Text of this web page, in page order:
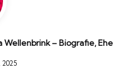
Wellenbrink – Biografie,